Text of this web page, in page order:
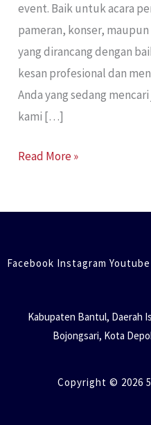
event. Baik untuk acara
pameran, konser,
yang dirancang dengan
kesan profesional dan
Anda yang sedang
kami […]
Read More »
Facebook Instagram Youtube
Kabupaten Bantul, Daerah
Bojongsari, Kota
Copyright © 2026